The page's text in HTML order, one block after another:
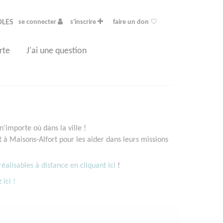
se connecter s'inscrire faire un don
J'ai une question
où dans la ville !
Maisons-Alfort pour les aider dans leurs missions
à distance en cliquant ici !
ici !